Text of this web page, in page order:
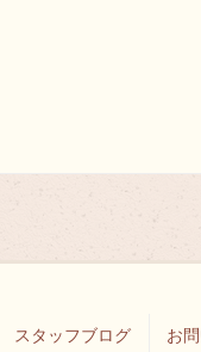
スタッフブログ お